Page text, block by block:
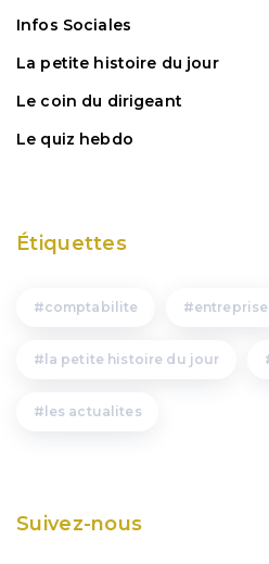
Infos Sociales
La petite histoire du jour
Le coin du dirigeant
Le quiz hebdo
Étiquettes
comptabilite entreprise
la petite histoire du jour
les actualites
Suivez-nous